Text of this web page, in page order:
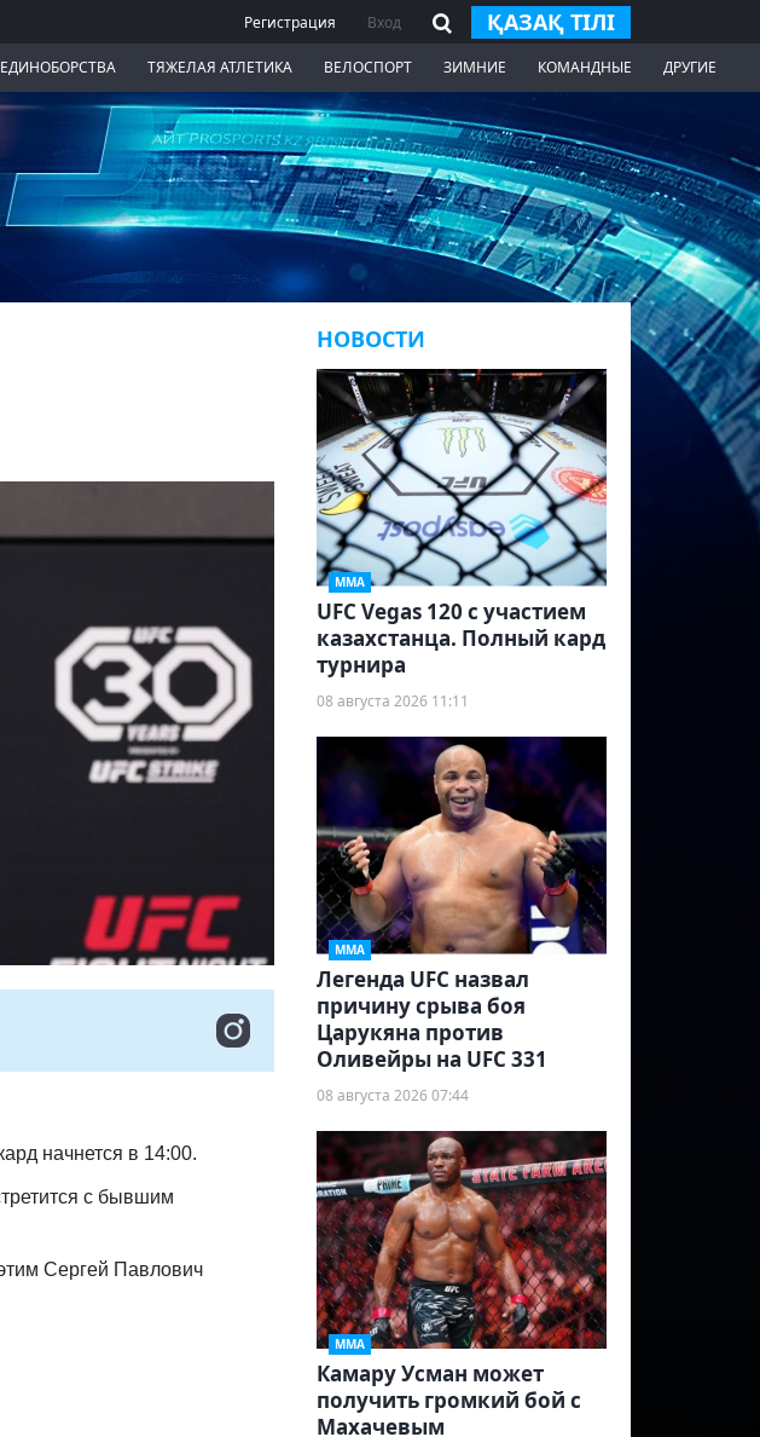
Регистрация Вход ҚАЗАҚ ТІЛІ
ЕДИНОБОРСТВА ТЯЖЕЛАЯ АТЛЕТИКА ВЕЛОСПОРТ ЗИМНИЕ КОМАНДНЫЕ ДРУГИЕ
начнется в 14:00.
с бывшим
Сергей Павлович
НОВОСТИ
ММА
UFC Vegas 120 с участием
казахстанца. Полный кард
турнира
08 августа 2026 11:11
ММА
Легенда UFC назвал
причину срыва боя
Царукяна против
Оливейры на UFC 331
08 августа 2026 07:44
ММА
Камару Усман может
получить громкий бой с
Махачевым